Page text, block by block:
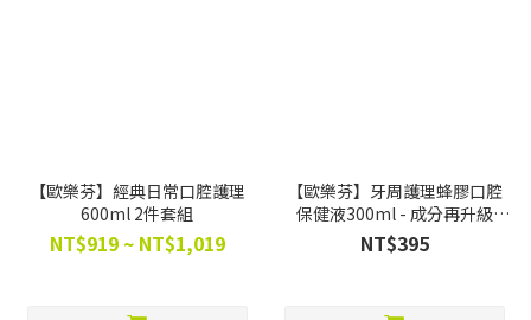
【歐樂芬】經典日常口腔護理
600ml 2件套組
NT$919 ~ NT$1,019
【歐樂芬】牙周護理蜂膠口腔
保健液300ml - 成分再升級
2.0！
NT$395